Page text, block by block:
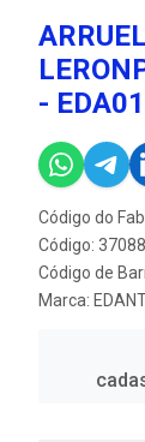
-
Código do
Código: 37088
Código de
Marca: